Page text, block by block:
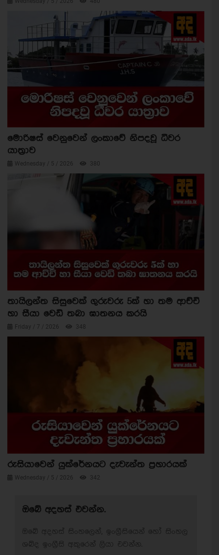
මොරිෂස් වෙනුවෙන් ලංකාවේ නිපදවූ ධීවර
යාත්‍රාව
Wednesday / 5 / 2026 380
තායිලන්ත සිසුවෙක් ගුරුවරු 5ක් හා තම ආච්චි
හා සීයා වෙඩි තබා ඝාතනය කරයි
Friday / 7 / 2026 348
රුසියාවෙන් යුක්රේනයට දැවැන්ත ප්‍රහාරයක්
Wednesday / 5 / 2026 342
ඔබේ අදහස් එවන්න.